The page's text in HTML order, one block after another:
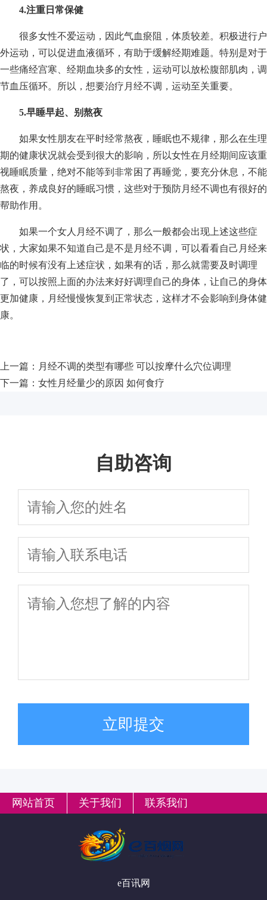
4.注重日常保健
很多女性不爱运动，因此气血瘀阻，体质较差。积极进行户
外运动，可以促进血液循环，有助于缓解经期难题。特别是对于
一些痛经宫寒、经期血块多的女性，运动可以放松腹部肌肉，调
节血压循环。所以，想要治疗月经不调，运动至关重要。
5.早睡早起、别熬夜
如果女性朋友在平时经常熬夜，睡眠也不规律，那么在生理
期的健康状况就会受到很大的影响，所以女性在月经期间应该重
视睡眠质量，绝对不能等到非常困了再睡觉，要充分休息，不能
熬夜，养成良好的睡眠习惯，这些对于预防月经不调也有很好的
帮助作用。
如果一个女人月经不调了，那么一般都会出现上述这些症
状，大家如果不知道自己是不是月经不调，可以看看自己月经来
临的时候有没有上述症状，如果有的话，那么就需要及时调理
了，可以按照上面的办法来好好调理自己的身体，让自己的身体
更加健康，月经慢慢恢复到正常状态，这样才不会影响到身体健
康。
上一篇： 月经不调的类型有哪些 可以按摩什么穴位调理
下一篇： 女性月经量少的原因 如何食疗
自助咨询
立即提交
网站首页 关于我们 联系我们
e百讯网